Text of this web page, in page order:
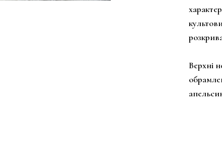
Верхні